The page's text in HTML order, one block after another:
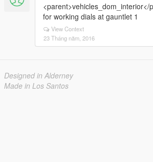
<parent>vehicles_dom_interior</
for working dials at gauntlet 1
View Context
23 Tháng năm, 2016
Designed in Alderney
Made in Los Santos